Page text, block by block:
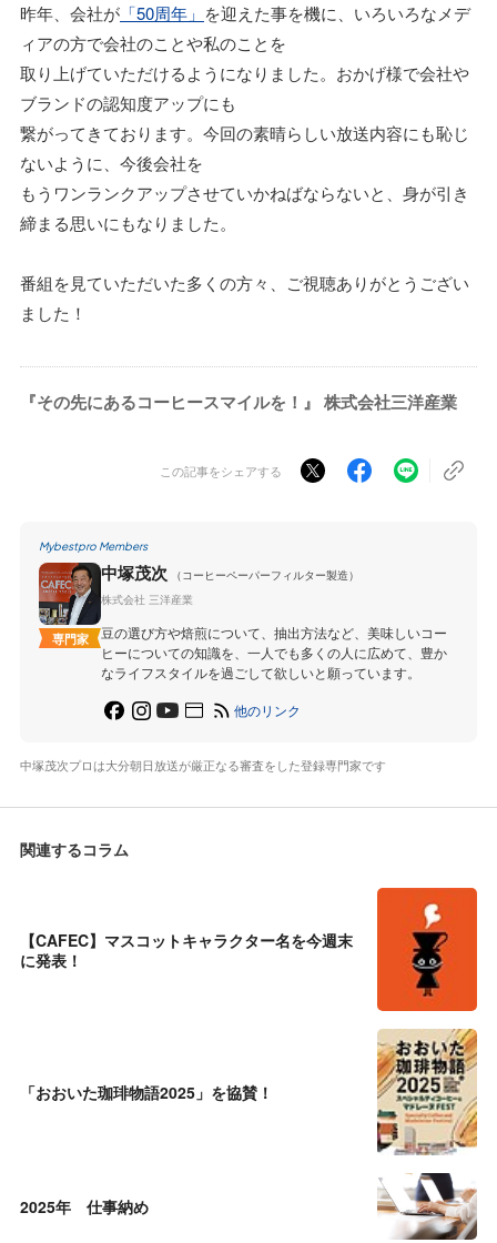
昨年、会社が 「50周年」 を迎えた事を機に、いろいろなメデ
ィアの方で会社のことや私のことを
取り上げていただけるようになりました。おかげ様で会社や
ブランドの認知度アップにも
繋がってきております。今回の素晴らしい放送内容にも恥じ
ないように、今後会社を
もうワンランクアップさせていかねばならないと、身が引き
締まる思いにもなりました。
番組を見ていただいた多くの方々、ご視聴ありがとうござい
ました！
『その先にあるコーヒースマイルを！』 株式会社三洋産業
この記事をシェアする
Mybestpro Members
専門家
中塚茂次
（コーヒーペーパーフィルター製造）
株式会社 三洋産業
豆の選び方や焙煎について、抽出方法など、美味しいコー
ヒーについての知識を、一人でも多くの人に広めて、豊か
なライフスタイルを過ごして欲しいと願っています。
他のリンク
中塚茂次プロは大分朝日放送が厳正なる審査をした登録専門家です
関連するコラム
【CAFEC】マスコットキャラクター名を今週末
に発表！
「おおいた珈琲物語2025」を協賛！
2025年 仕事納め